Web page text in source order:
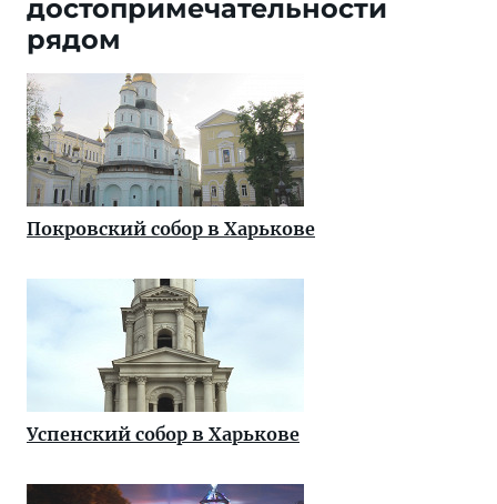
достопримечательности
рядом
Покровский собор в Харькове
Успенский собор в Харькове